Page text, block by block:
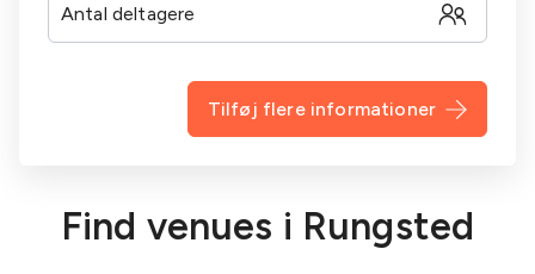
Tilføj flere informationer
Find venues i Rungsted